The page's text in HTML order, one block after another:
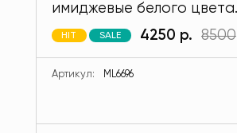
имиджевые белого цвета
MODLAV ML6696-1
HIT SALE 4250 р. 8500
Артикул: ML6696